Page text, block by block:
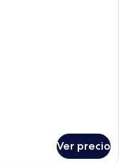
Ver precio